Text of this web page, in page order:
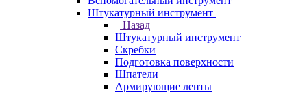
Штукатурный инструмент
Назад
Штукатурный инструмент
Скребки
Подготовка поверхности
Шпатели
Армирующие ленты